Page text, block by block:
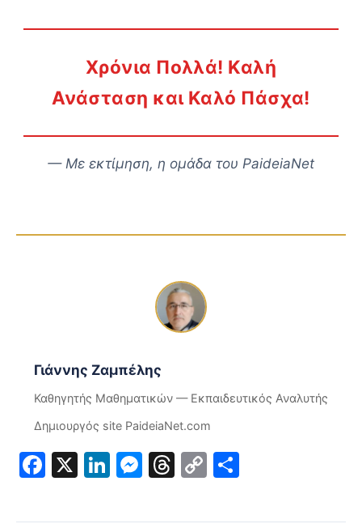
Χρόνια Πολλά! Καλή
Ανάσταση και Καλό Πάσχα!
— Με εκτίμηση, η ομάδα του PaideiaNet
Γιάννης Ζαμπέλης
Καθηγητής Μαθηματικών — Εκπαιδευτικός Αναλυτής
Δημιουργός site PaideiaNet.com
Facebook
X LinkedIn
Messenger
Threads
Copy